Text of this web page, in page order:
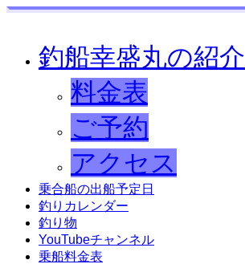
釣船幸盛丸の紹介
料金表
ご予約
アクセス
乗合船の出船予定日
釣りカレンダー
釣り物
YouTubeチャンネル
乗船料金表